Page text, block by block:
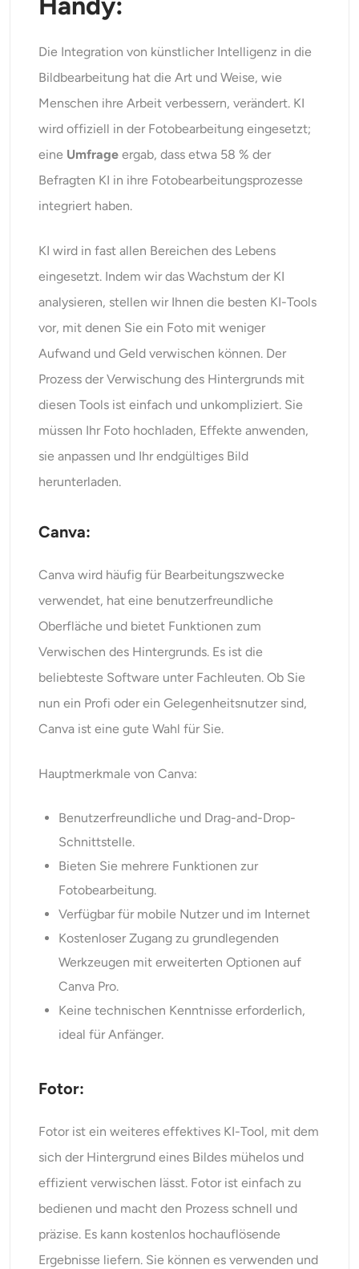
Die Integration von künstlicher Intelligenz in die
Bildbearbeitung hat die Art und Weise, wie
Menschen ihre Arbeit verbessern, verändert. KI
wird offiziell in der Fotobearbeitung eingesetzt;
eine Umfrage ergab, dass etwa 58 % der
Befragten KI in ihre Fotobearbeitungsprozesse
integriert haben.
KI wird in fast allen Bereichen des Lebens
eingesetzt. Indem wir das Wachstum der KI
analysieren, stellen wir Ihnen die besten KI-Tools
vor, mit denen Sie ein Foto mit weniger
Aufwand und Geld verwischen können. Der
Prozess der Verwischung des Hintergrunds mit
diesen Tools ist einfach und unkompliziert. Sie
müssen Ihr Foto hochladen, Effekte anwenden,
sie anpassen und Ihr endgültiges Bild
herunterladen.
Canva:
Canva wird häufig für Bearbeitungszwecke
verwendet, hat eine benutzerfreundliche
Oberfläche und bietet Funktionen zum
Verwischen des Hintergrunds. Es ist die
beliebteste Software unter Fachleuten. Ob Sie
nun ein Profi oder ein Gelegenheitsnutzer sind,
Canva ist eine gute Wahl für Sie.
Hauptmerkmale von Canva:
Benutzerfreundliche und Drag-and-Drop-
Schnittstelle.
Bieten Sie mehrere Funktionen zur
Fotobearbeitung.
Verfügbar für mobile Nutzer und im Internet
Kostenloser Zugang zu grundlegenden
Werkzeugen mit erweiterten Optionen auf
Canva Pro.
Keine technischen Kenntnisse erforderlich,
ideal für Anfänger.
Fotor:
Fotor ist ein weiteres effektives KI-Tool, mit dem
sich der Hintergrund eines Bildes mühelos und
effizient verwischen lässt. Fotor ist einfach zu
bedienen und macht den Prozess schnell und
präzise. Es kann kostenlos hochauflösende
Ergebnisse liefern. Sie können es verwenden und